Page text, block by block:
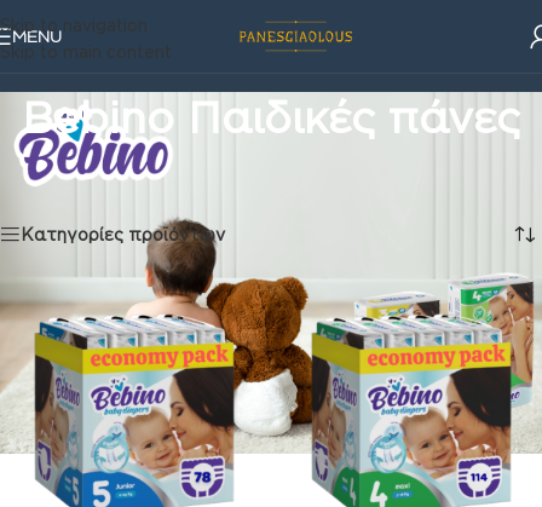
Skip to navigation
Skip to main content
MENU
Bebino Παιδικές πάνες
Παιδικές πάνες /Bebino Παιδικές πάνες
Προβάλλονται όλα - 14 αποτελέσματα
Κατηγορίες προϊόντων